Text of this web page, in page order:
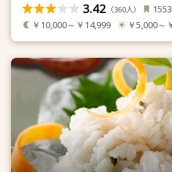
3.42 （360人）
￥10,000～￥14,999 ￥5,000～